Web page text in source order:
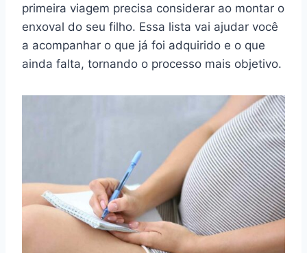
primeira viagem precisa considerar ao montar o
enxoval do seu filho. Essa lista vai ajudar você
a acompanhar o que já foi adquirido e o que
ainda falta, tornando o processo mais objetivo.